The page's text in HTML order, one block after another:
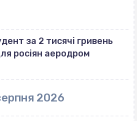
за 2 тисячі гривень
росіян аеродром
2026